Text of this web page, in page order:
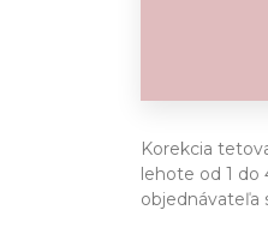
Korekcia
lehote od 1 do
objednávateľa